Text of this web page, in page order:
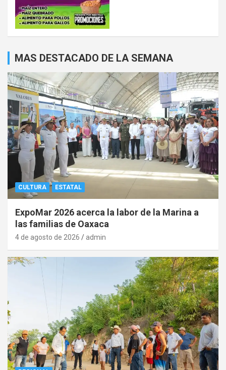
MAS DESTACADO DE LA SEMANA
CULTURA ESTATAL
ExpoMar 2026 acerca la labor de la Marina a
las familias de Oaxaca
4 de agosto de 2026 admin